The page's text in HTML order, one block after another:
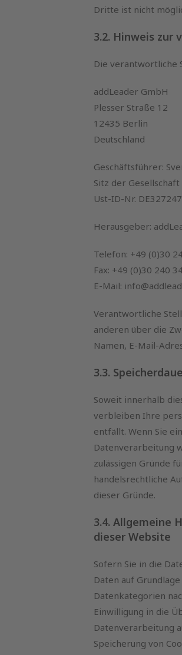
Dritte ist nicht
3.2. Hinweis zur
Die verantwortliche
addLeader GmbH
Plesser Straße 12
12435 Berlin
Deutschland
Geschäftsführer:
Sitz der
Ust-ID-Nr.
Herausgeber:
Telefon: +49 (0)30
Fax: +49 (0)30 240
E-Mail:
Verantwortliche
anderen über die
Namen, E-Mail-
3.3.
Soweit innerhalb
verbleiben Ihre
entfällt. Wenn Sie
Datenverarbeitung
zulässigen Gründe
handelsrechtliche
dieser Gründe.
3.4. Allgemeine
dieser Website
Sofern Sie in die
Daten auf
Datenkategorien
Einwilligung in die
Datenverarbeitung
Speicherung von